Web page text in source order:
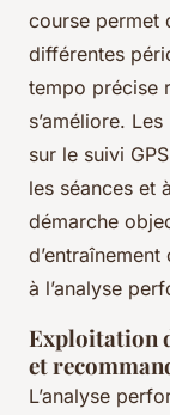
course permet
différentes
tempo précise
s’améliore.
sur le suivi
les séances et
démarche
à l’analyse
Exploitation
et
L’analyse